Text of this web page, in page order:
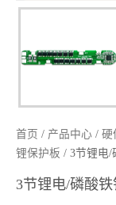
首页 / 产品中心 / 硬
锂保护板 / 3节锂电/
3节锂电/磷酸